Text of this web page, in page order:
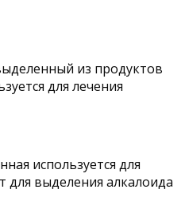
из продуктов
для лечения
используется для
выделения алкалоида